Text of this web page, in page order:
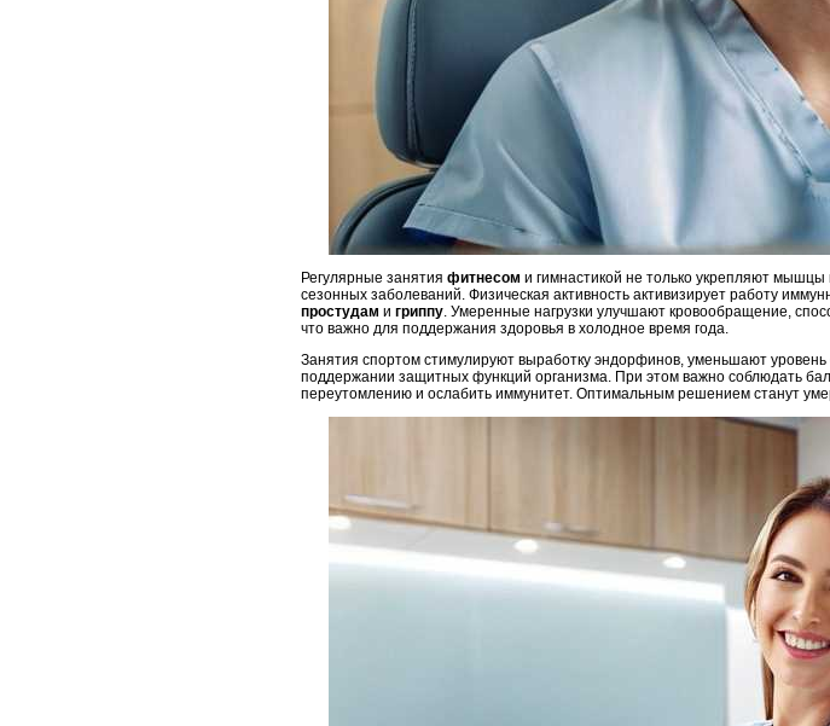
Регулярные занятия фитнесом и гимнастикой не только укрепляют
сезонных заболеваний. Физическая активность активизирует работу
простудам и гриппу. Умеренные нагрузки улучшают кровообращение,
что важно для поддержания здоровья в холодное время года.
Занятия спортом стимулируют выработку эндорфинов, уменьшают
поддержании защитных функций организма. При этом важно соблюдать
переутомлению и ослабить иммунитет. Оптимальным решением станут